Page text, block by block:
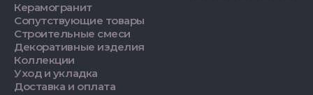
Керамогранит
Сопутствующие товары
Строительные смеси
Декоративные изделия
Коллекции
Уход и укладка
Доставка и оплата